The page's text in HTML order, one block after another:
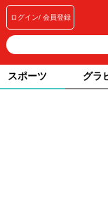
ログイン 会員登録
スポーツ グラ